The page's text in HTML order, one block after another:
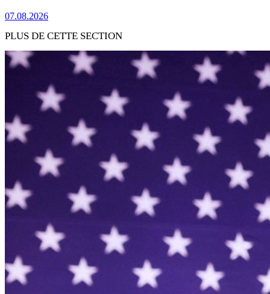
07.08.2026
PLUS DE CETTE SECTION